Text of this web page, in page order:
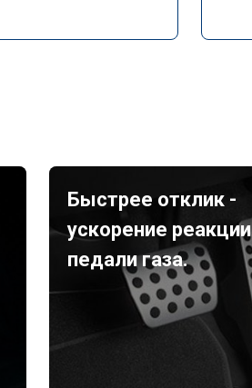
Быстрее отклик -
ускорение реакции
педали газа.